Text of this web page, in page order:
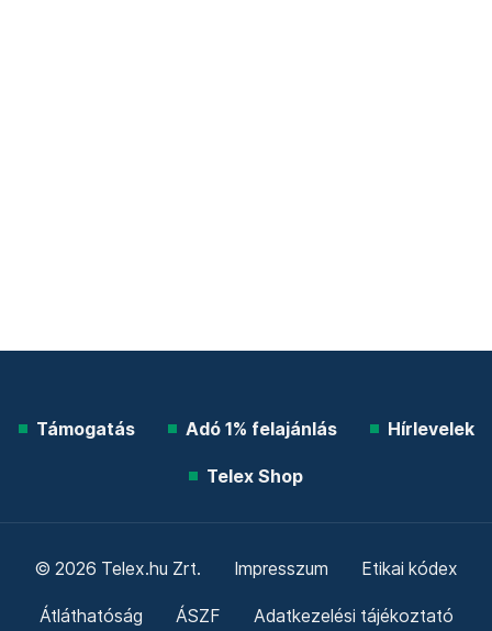
Támogatás Adó 1% felajánlás Hírlevelek
Telex Shop
© 2026 Telex.hu Zrt. Impresszum Etikai kódex
Átláthatóság ÁSZF Adatkezelési tájékoztató